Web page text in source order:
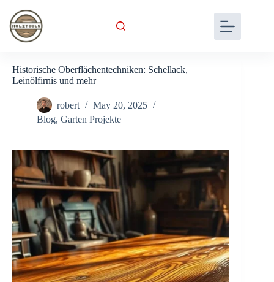
content
Historische Oberflächentechniken: Schellack,
Leinölfirnis und mehr
robert
May 20, 2025
Blog, Garten Projekte